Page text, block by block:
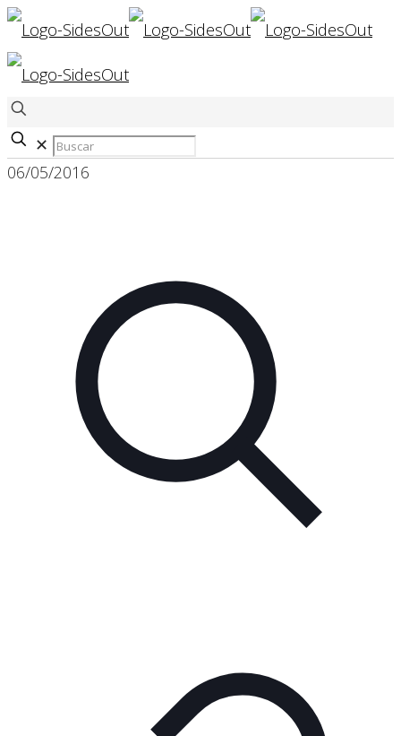
✕
06/05/2016